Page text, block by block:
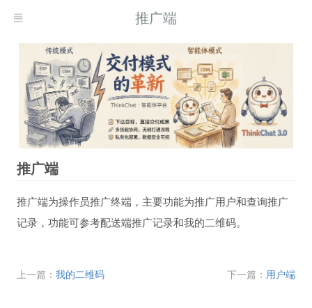
推广端
推广端
推广端为操作员推广终端，主要功能为推广用户和查询推广
记录，功能可参考配送端推广记录和我的二维码。
上一篇： 我的二维码 下一篇： 用户端